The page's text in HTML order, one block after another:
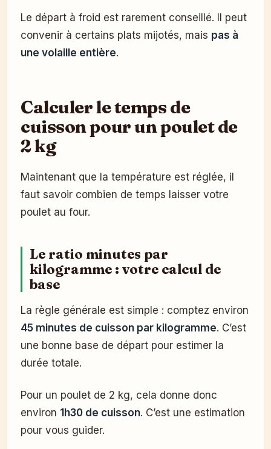
Le départ à froid est rarement conseillé. Il peut
convenir à certains plats mijotés, mais pas à
une volaille entière.
Calculer le temps de
cuisson pour un poulet de
2 kg
Maintenant que la température est réglée, il
faut savoir combien de temps laisser votre
poulet au four.
Le ratio minutes par
kilogramme : votre calcul de
base
La règle générale est simple : comptez environ
45 minutes de cuisson par kilogramme. C’est
une bonne base de départ pour estimer la
durée totale.
Pour un poulet de 2 kg, cela donne donc
environ 1h30 de cuisson. C’est une estimation
pour vous guider.